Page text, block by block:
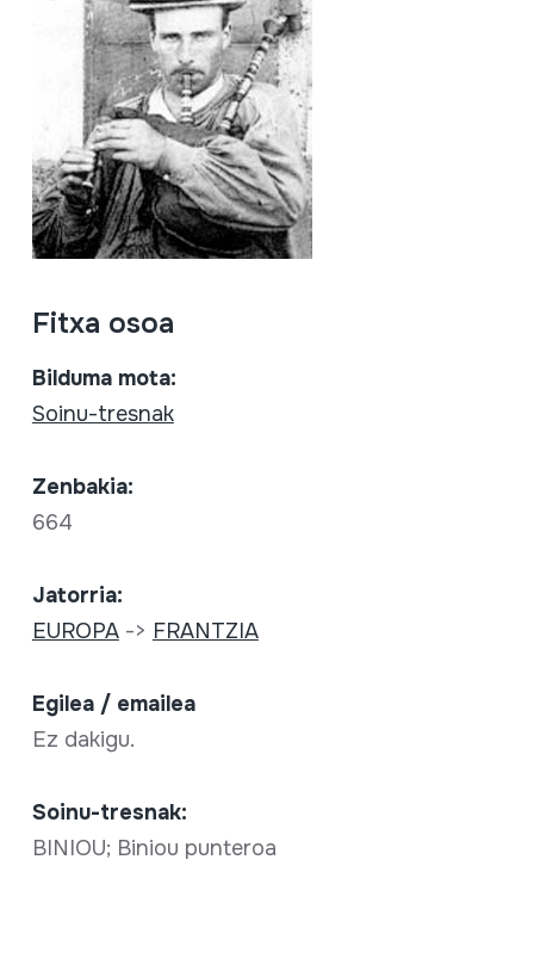
Fitxa osoa
Bilduma mota:
Soinu-tresnak
Zenbakia:
664
Jatorria:
EUROPA-> FRANTZIA
Egilea / emailea
Ez dakigu.
Soinu-tresnak:
BINIOU; Biniou punteroa